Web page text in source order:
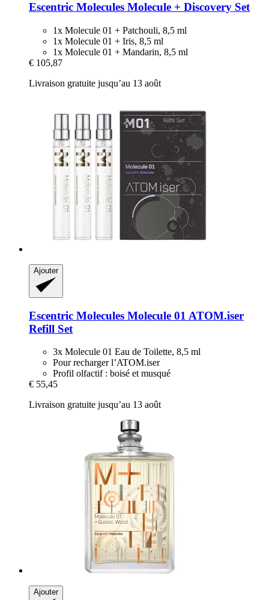
Escentric Molecules Molecule + Discovery Set
1x Molecule 01 + Patchouli, 8,5 ml
1x Molecule 01 + Iris, 8,5 ml
1x Molecule 01 + Mandarin, 8,5 ml
€ 105,87
Livraison gratuite jusqu’au 13 août
Ajouter
Escentric Molecules Molecule 01 ATOM.iser
Refill Set
3x Molecule 01 Eau de Toilette, 8,5 ml
Pour recharger l’ATOM.iser
Profil olfactif : boisé et musqué
€ 55,45
Livraison gratuite jusqu’au 13 août
Ajouter